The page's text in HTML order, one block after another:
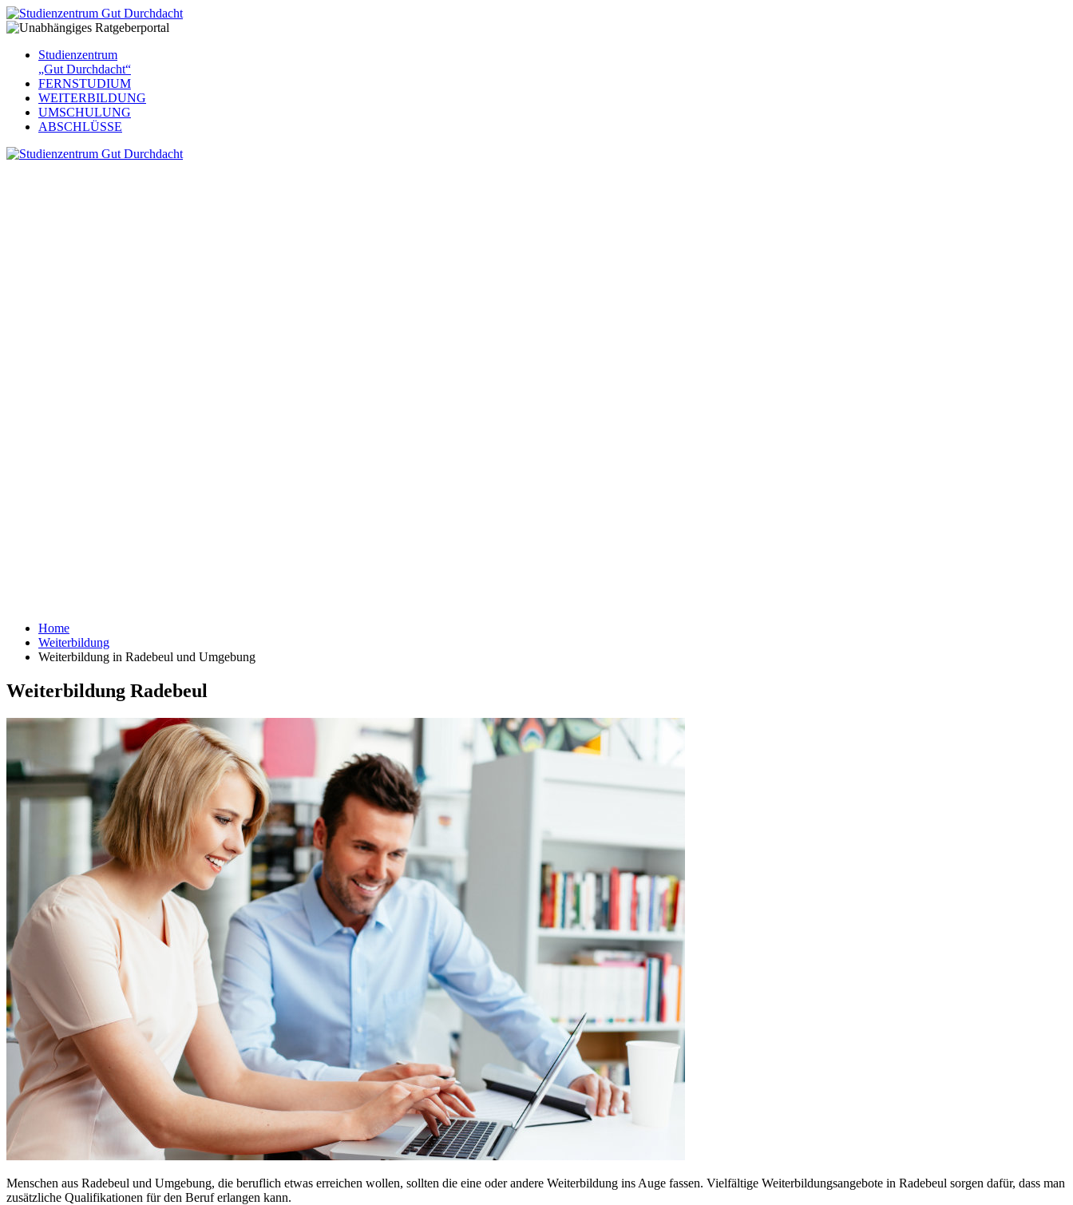
Studienzentrum
„Gut Durchdacht“
FERNSTUDIUM
WEITERBILDUNG
UMSCHULUNG
ABSCHLÜSSE
Home
Weiterbildung
Weiterbildung in Radebeul und Umgebung
Weiterbildung Radebeul
Menschen aus Radebeul und Umgebung, die beruflich etwas erreichen wollen, sollten die eine oder andere Weiterbildung ins Auge fassen. Vielfältige Weiterbildungsangebote in Radebeul sorgen dafür, dass man
zusätzliche Qualifikationen für den Beruf erlangen kann.